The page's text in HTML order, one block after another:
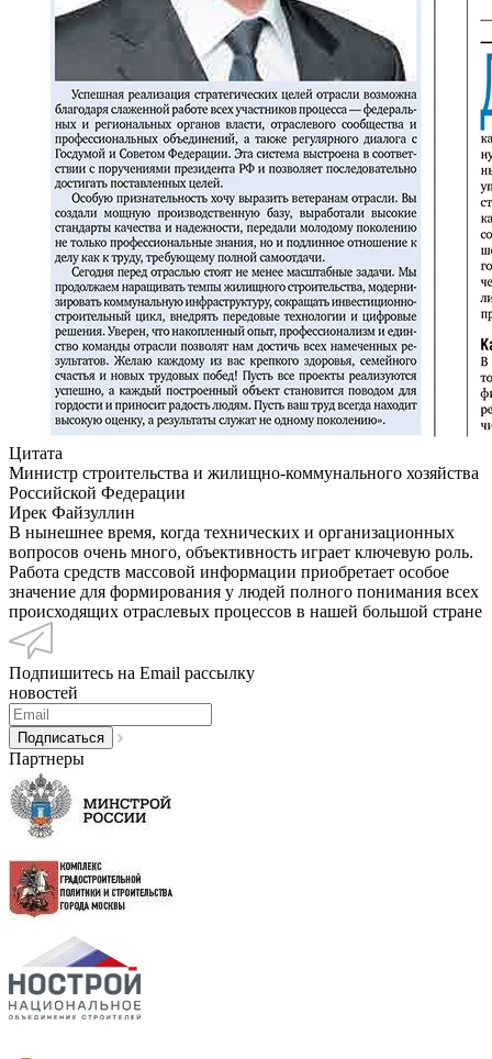
Цитата
Министр строительства и жилищно-коммунального хозяйства
Российской Федерации
Ирек Файзуллин
В нынешнее время, когда технических и организационных
вопросов очень много, объективность играет ключевую роль.
Работа средств массовой информации приобретает особое
значение для формирования у людей полного понимания всех
происходящих отраслевых процессов в нашей большой стране
Подпишитесь на Email рассылку
новостей
Партнеры